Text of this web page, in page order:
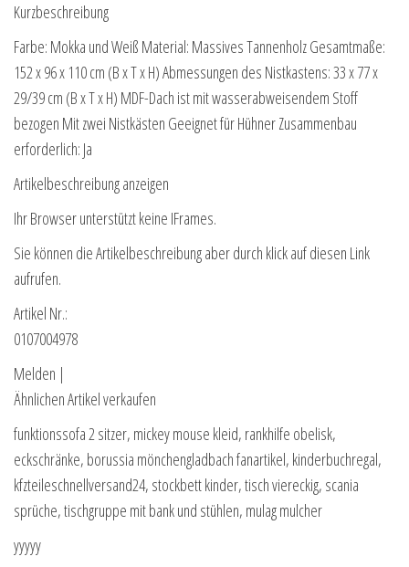
Kurzbeschreibung
Farbe: Mokka und Weiß Material: Massives Tannenholz Gesamtmaße:
152 x 96 x 110 cm (B x T x H) Abmessungen des Nistkastens: 33 x 77 x
29/39 cm (B x T x H) MDF-Dach ist mit wasserabweisendem Stoff
bezogen Mit zwei Nistkästen Geeignet für Hühner Zusammenbau
erforderlich: Ja
Artikelbeschreibung anzeigen
Ihr Browser unterstützt keine IFrames.
Sie können die Artikelbeschreibung aber durch klick auf diesen Link
aufrufen.
Artikel Nr.:
0107004978
Melden |
Ähnlichen Artikel verkaufen
funktionssofa 2 sitzer, mickey mouse kleid, rankhilfe obelisk,
eckschränke, borussia mönchengladbach fanartikel, kinderbuchregal,
kfzteileschnellversand24, stockbett kinder, tisch viereckig, scania
sprüche, tischgruppe mit bank und stühlen, mulag mulcher
yyyyy